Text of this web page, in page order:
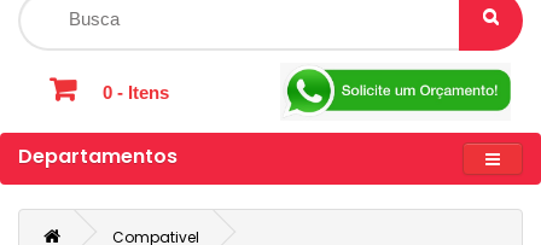
0 - Itens
Departamentos
Compativel